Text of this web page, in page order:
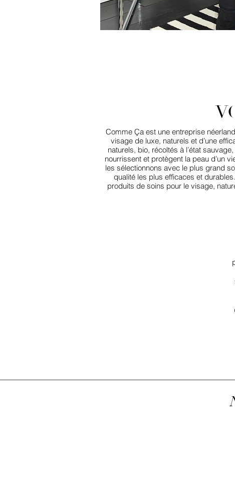
Comme Ça est une entreprise
visage de luxe, naturels et d’une
naturels, bio, récoltés à l’état
nourrissent et protègent la peau d’un
les sélectionnons avec le plus grand
qualité les plus efficaces et
produits de soins pour le visage,